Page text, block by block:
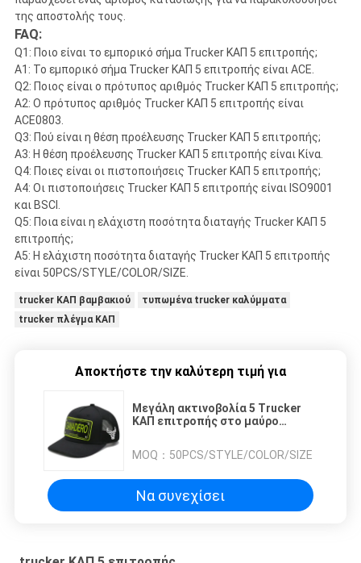
της αποστολής τους.
FAQ:
Q1: Ποιο είναι το εμπορικό σήμα Trucker ΚΑΠ 5 επιτροπής;
Α1: Το εμπορικό σήμα Trucker ΚΑΠ 5 επιτροπής είναι ACE.
Q2: Ποιος είναι ο πρότυπος αριθμός Trucker ΚΑΠ 5 επιτροπής;
A2: Ο πρότυπος αριθμός Trucker ΚΑΠ 5 επιτροπής είναι
ACE0803.
Q3: Πού είναι η θέση προέλευσης Trucker ΚΑΠ 5 επιτροπής;
A3: Η θέση προέλευσης Trucker ΚΑΠ 5 επιτροπής είναι Κίνα.
Q4: Ποιες είναι οι πιστοποιήσεις Trucker ΚΑΠ 5 επιτροπής;
A4: Οι πιστοποιήσεις Trucker ΚΑΠ 5 επιτροπής είναι ISO9001
και BSCI.
Q5: Ποια είναι η ελάχιστη ποσότητα διαταγής Trucker ΚΑΠ 5
επιτροπής;
A5: Η ελάχιστη ποσότητα διαταγής Trucker ΚΑΠ 5 επιτροπής
είναι 50PCS/STYLE/COLOR/SIZE.
trucker ΚΑΠ βαμβακιού
τυπωμένα trucker καλύμματα
trucker πλέγμα ΚΑΠ
Αποκτήστε την καλύτερη τιμή για
Μεγάλη ακτινοβολία 5 Trucker
ΚΑΠ επιτροπής στο μαύρο
συνήθειας
MOQ： 50PCS/STYLE/COLOR/SIZE
Να συνεχίσει